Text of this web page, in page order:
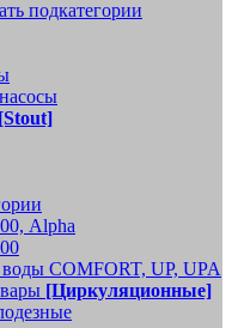
подкатегории
[Stout]
Alpha
воды COMFORT, UP, UPA
[Циркуляционные]